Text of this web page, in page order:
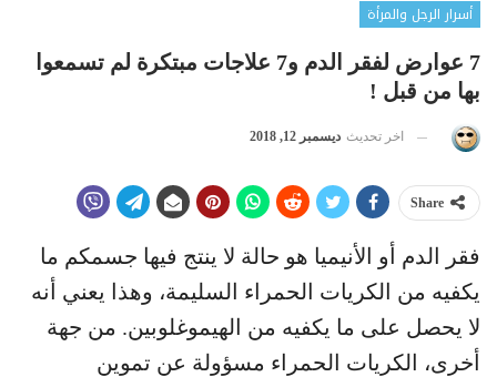
أسرار الرجل والمرأة
7 عوارض لفقر الدم و7 علاجات مبتكرة لم تسمعوا
بها من قبل !
اخر تحديث ديسمبر 12, 2018
Share
فقر الدم أو الأنيميا هو حالة لا ينتج فيها جسمكم ما
يكفيه من الكريات الحمراء السليمة، وهذا يعني أنه
لا يحصل على ما يكفيه من الهيموغلوبين. من جهة
أخرى، الكريات الحمراء مسؤولة عن تموين